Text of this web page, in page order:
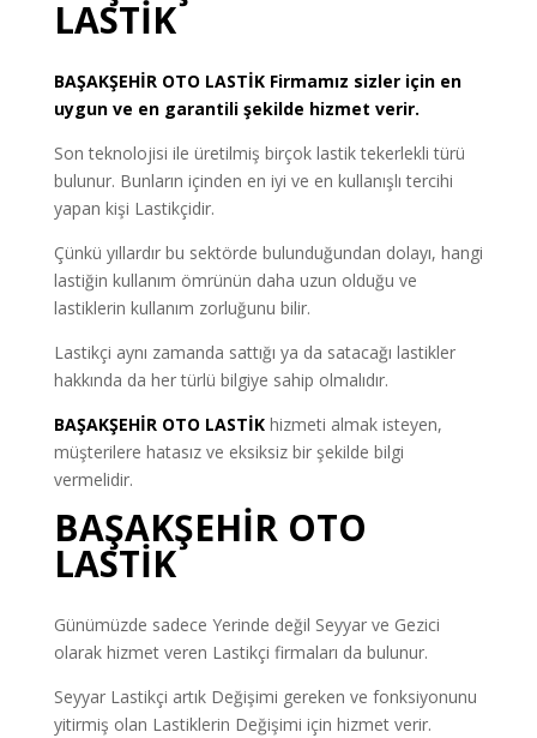
LASTİK
BAŞAKŞEHİR OTO LASTİKFirmamız sizler için en
uygun ve en garantili şekilde hizmet verir.
Son teknolojisi ile üretilmiş birçok lastik tekerlekli türü
bulunur. Bunların içinden en iyi ve en kullanışlı tercihi
yapan kişi Lastikçidir.
Çünkü yıllardır bu sektörde bulunduğundan dolayı, hangi
lastiğin kullanım ömrünün daha uzun olduğu ve
lastiklerin kullanım zorluğunu bilir.
Lastikçi aynı zamanda sattığı ya da satacağı lastikler
hakkında da her türlü bilgiye sahip olmalıdır.
BAŞAKŞEHİR OTO LASTİK hizmeti almak isteyen,
müşterilere hatasız ve eksiksiz bir şekilde bilgi
vermelidir.
BAŞAKŞEHİR OTO
LASTİK
Günümüzde sadece Yerinde değil Seyyar ve Gezici
olarak hizmet veren Lastikçi firmaları da bulunur.
Seyyar Lastikçi artık Değişimi gereken ve fonksiyonunu
yitirmiş olan Lastiklerin Değişimi için hizmet verir.